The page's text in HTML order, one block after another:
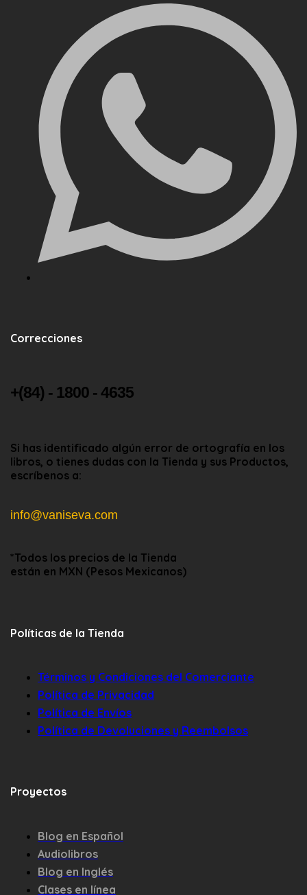
Correcciones
+(84) - 1800 - 4635
Si has identificado algún error de ortografía en los
libros, o tienes dudas con la Tienda y sus Productos,
escríbenos a:
info@vaniseva.com
*Todos los precios de la Tienda
están en MXN (Pesos Mexicanos)
Políticas de la Tienda
Términos y Condiciones del Comerciante
Política de Privacidad
Política de Envíos
Política de Devoluciones y Reembolsos
Proyectos
Blog en Español
Audiolibros
Blog en Inglés
Clases en línea